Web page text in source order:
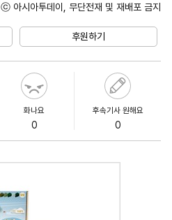
ⓒ 아시아투데이, 무단전재 및 재배포 금지
후원하기
화나요
0
후속기사 원해요
0